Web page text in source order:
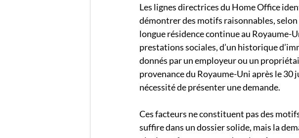
Les lignes directrices du Home Office
démontrer des motifs raisonnables, selon
longue résidence continue au Royaume-
prestations sociales, d’un historique
donnés par un employeur ou un
provenance du Royaume-Uni après le 30
nécessité de présenter une demande.
Ces facteurs ne constituent pas des
suffire dans un dossier solide, mais la